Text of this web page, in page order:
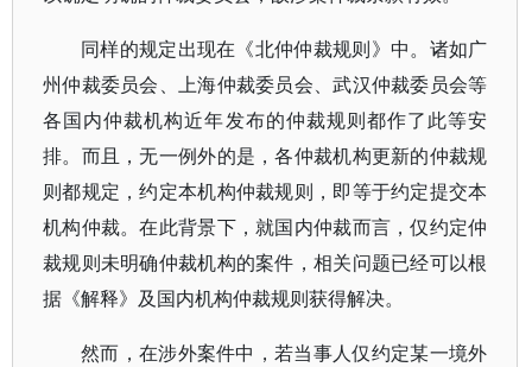
同样的规定出现在《北仲仲裁规则》中。诸如广
州仲裁委员会、上海仲裁委员会、武汉仲裁委员会等
各国内仲裁机构近年发布的仲裁规则都作了此等安
排。而且，无一例外的是，各仲裁机构更新的仲裁规
则都规定，约定本机构仲裁规则，即等于约定提交本
机构仲裁。在此背景下，就国内仲裁而言，仅约定仲
裁规则未明确仲裁机构的案件，相关问题已经可以根
据《解释》及国内机构仲裁规则获得解决。
然而，在涉外案件中，若当事人仅约定某一境外